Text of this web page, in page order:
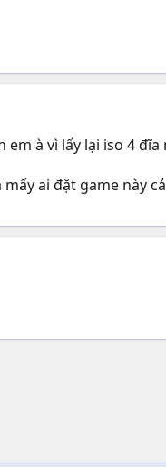
à vì lấy lại iso 4
mấy ai đặt game này